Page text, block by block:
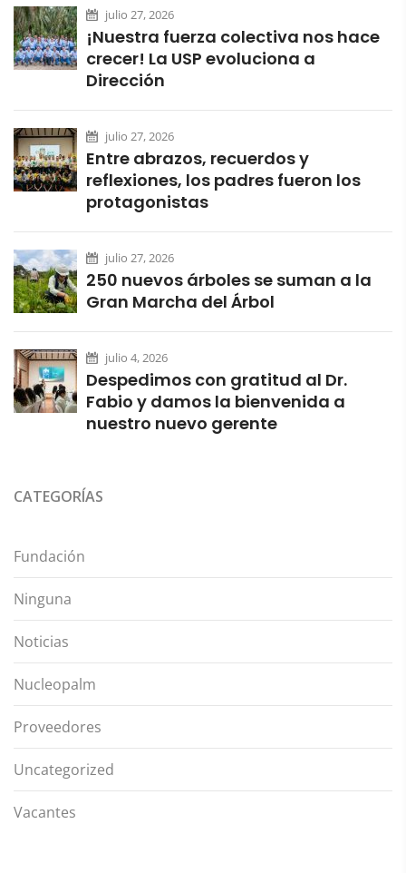
julio 27, 2026
¡Nuestra fuerza colectiva nos hace
crecer! La USP evoluciona a
Dirección
julio 27, 2026
Entre abrazos, recuerdos y
reflexiones, los padres fueron los
protagonistas
julio 27, 2026
250 nuevos árboles se suman a la
Gran Marcha del Árbol
julio 4, 2026
Despedimos con gratitud al Dr.
Fabio y damos la bienvenida a
nuestro nuevo gerente
CATEGORÍAS
Fundación
Ninguna
Noticias
Nucleopalm
Proveedores
Uncategorized
Vacantes